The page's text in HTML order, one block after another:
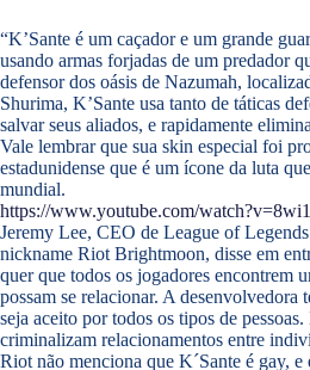
“K’Sante é um caçador e um grande
usando armas forjadas de um predador
defensor dos oásis de Nazumah,
Shurima, K’Sante usa tanto de táticas
salvar seus aliados, e rapidamente
Vale lembrar que sua skin especial foi
estadunidense que é um ícone da luta
mundial.
https://www.youtube.com/
Jeremy Lee, CEO de League of
nickname Riot Brightmoon, disse em
quer que todos os jogadores encontrem
possam se relacionar. A desenvolvedora
seja aceito por todos os tipos de
criminalizam relacionamentos entre
Riot não menciona que K´Sante é gay, e